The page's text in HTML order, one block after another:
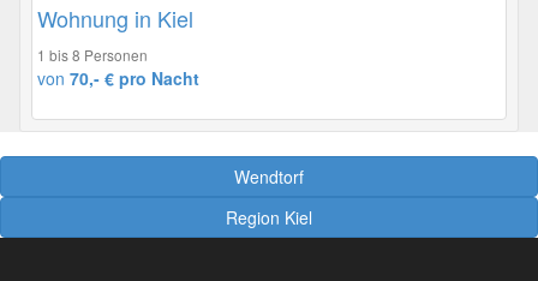
Wohnung in Kiel
1 bis 8 Personen
von 70,- € pro Nacht
Wendtorf
Region Kiel